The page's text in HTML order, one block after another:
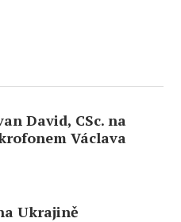
David, CSc. na
Václava
Ukrajině